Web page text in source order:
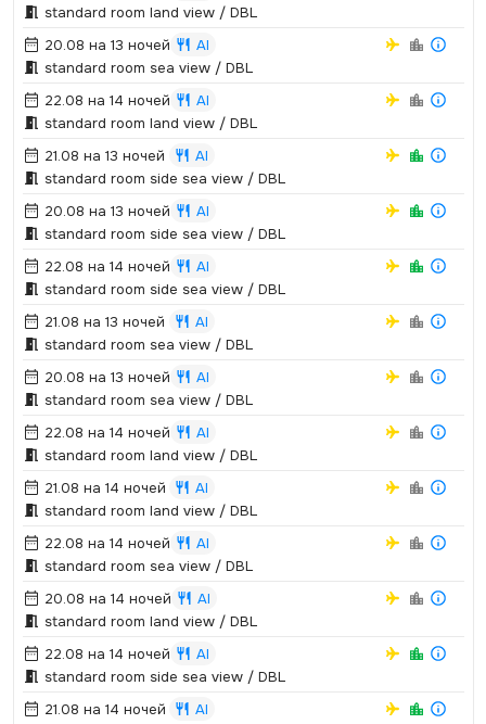
standard room land view / DBL
20.08 на 13 ночей
AI
standard room sea view / DBL
22.08 на 14 ночей
AI
standard room land view / DBL
21.08 на 13 ночей
AI
standard room side sea view / DBL
20.08 на 13 ночей
AI
standard room side sea view / DBL
22.08 на 14 ночей
AI
standard room side sea view / DBL
21.08 на 13 ночей
AI
standard room sea view / DBL
20.08 на 13 ночей
AI
standard room sea view / DBL
22.08 на 14 ночей
AI
standard room land view / DBL
21.08 на 14 ночей
AI
standard room land view / DBL
22.08 на 14 ночей
AI
standard room sea view / DBL
20.08 на 14 ночей
AI
standard room land view / DBL
22.08 на 14 ночей
AI
standard room side sea view / DBL
21.08 на 14 ночей
AI